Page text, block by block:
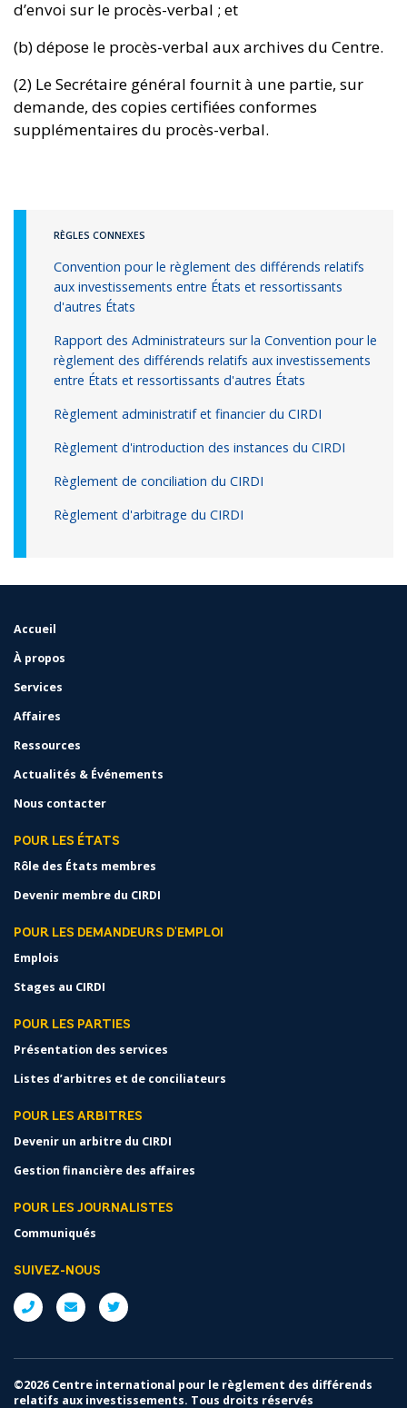
d’envoi sur le procès-verbal ; et
(b) dépose le procès-verbal aux archives du Centre.
(2) Le Secrétaire général fournit à une partie, sur
demande, des copies certifiées conformes
supplémentaires du procès-verbal.
RÈGLES CONNEXES
Convention pour le règlement des différends relatifs
aux investissements entre États et ressortissants
d'autres États
Rapport des Administrateurs sur la Convention pour le
règlement des différends relatifs aux investissements
entre États et ressortissants d'autres États
Règlement administratif et financier du CIRDI
Règlement d'introduction des instances du CIRDI
Règlement de conciliation du CIRDI
Règlement d'arbitrage du CIRDI
FOOTER
Accueil
À propos
Services
Affaires
Ressources
Actualités & Événements
Nous contacter
POUR LES ÉTATS
Rôle des États membres
Devenir membre du CIRDI
POUR LES DEMANDEURS D'EMPLOI
Emplois
Stages au CIRDI
POUR LES PARTIES
Présentation des services
Listes d’arbitres et de conciliateurs
POUR LES ARBITRES
Devenir un arbitre du CIRDI
Gestion financière des affaires
POUR LES JOURNALISTES
Communiqués
SUIVEZ-NOUS
©2026 Centre international pour le règlement des différends
relatifs aux investissements. Tous droits réservés